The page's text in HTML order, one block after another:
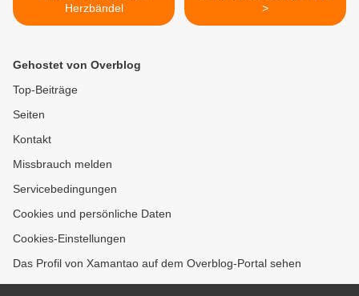
Herzbändel
>
Gehostet von Overblog
Top-Beiträge
Seiten
Kontakt
Missbrauch melden
Servicebedingungen
Cookies und persönliche Daten
Cookies-Einstellungen
Das Profil von Xamantao auf dem Overblog-Portal sehen